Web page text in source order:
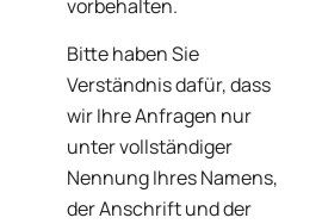
vorbehalten.
Bitte haben Sie
Verständnis dafür, dass
wir Ihre Anfragen nur
unter vollständiger
Nennung Ihres Namens,
der Anschrift und der